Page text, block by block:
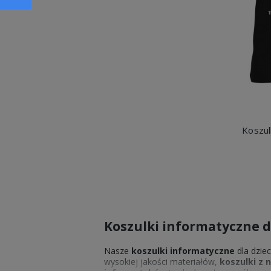
Koszulki informatyczne
Nasze koszulki informatyczne dla
wysokiej jakości materiałów, koszulki z